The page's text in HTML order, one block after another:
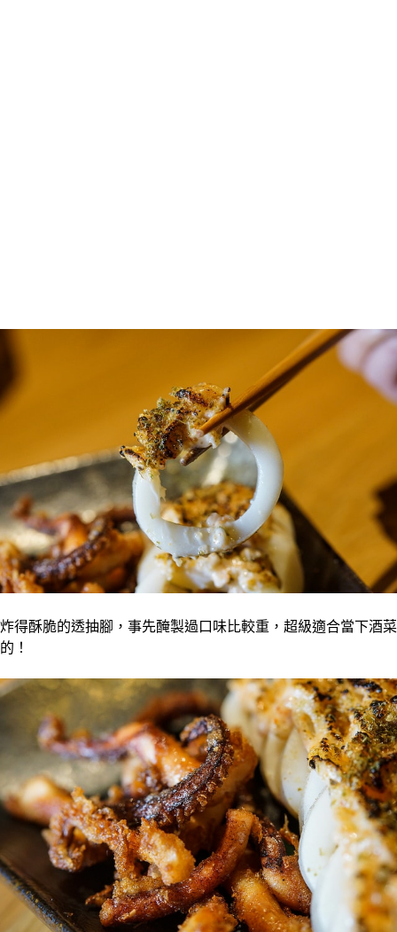
炸得酥脆的透抽腳，事先醃製過口味比較重，超級適合當下酒菜
的！